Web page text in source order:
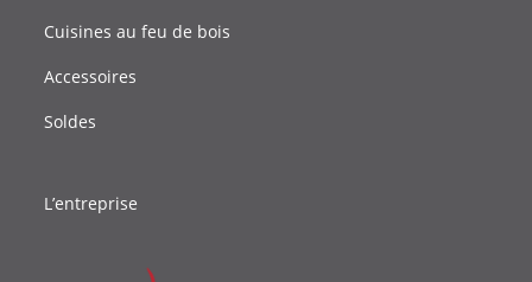
Cuisines au feu de bois
Accessoires
Soldes
L’entreprise